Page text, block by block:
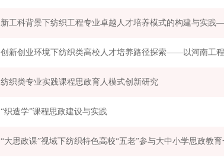
纺织类专业实践课程思政育人模式创新研究
“织造学”课程思政建设与实践